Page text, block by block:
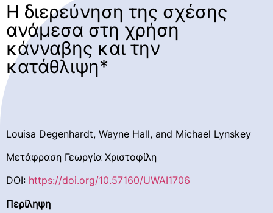
Η διερεύνηση της σχέσης
ανάμεσα στη χρήση
κάνναβης και την
κατάθλιψη*
Louisa Degenhardt, Wayne Hall, and Michael Lynskey
Μετάφραση Γεωργία Χριστοφίλη
DOI: https://doi.org/10.57160/UWAI1706
Περίληψη